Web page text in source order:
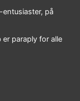
på
er paraply for alle